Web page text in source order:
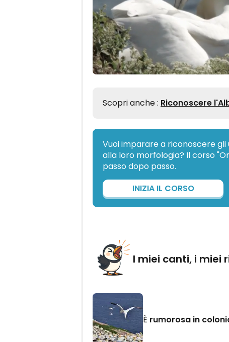
Scopri anche : Riconoscere
Vuoi imparare a riconoscere
alla loro morfologia? Il corso
passo dopo passo.
INIZIA IL CORSO
I miei canti, i miei
È rumorosa in